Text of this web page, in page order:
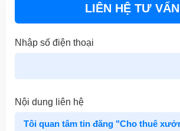
LIÊN HỆ TƯ VẤN
Nhập số điện thoại
Nội dung liên hệ